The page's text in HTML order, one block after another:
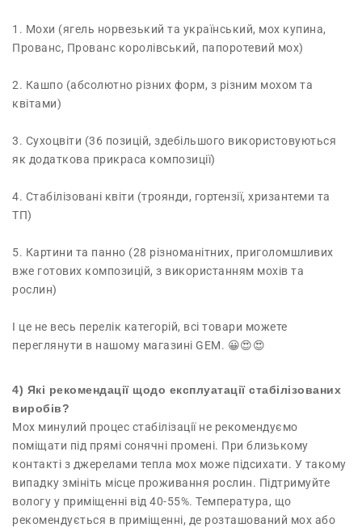
1. Мохи (ягель норвезький та український, мох купина,
Прованс, Прованс королівський, папоротевий мох)
2. Кашпо (абсолютно різних форм, з різним мохом та
квітами)
3. Сухоцвіти (36 позицій, здебільшого використовуються
як додаткова прикраса композиції)
4. Стабілізовані квіти (троянди, гортензії, хризантеми та
ТП)
5. Картини та панно (28 різноманітних, приголомшливих
вже готових композицій, з використанням мохів та
рослин)
І це не весь перелік категорій, всі товари можете
переглянути в нашому магазині GEM. 😀😍😍
4) Які рекомендації щодо експлуатації стабілізованих
виробів?
Мох минулий процес стабілізації не рекомендуємо
поміщати під прямі сонячні промені. При близькому
контакті з джерелами тепла мох може підсихати. У такому
випадку змініть місце проживання рослин. Підтримуйте
вологу у приміщенні від 40-55%. Температура, що
рекомендується в приміщенні, де розташований мох або